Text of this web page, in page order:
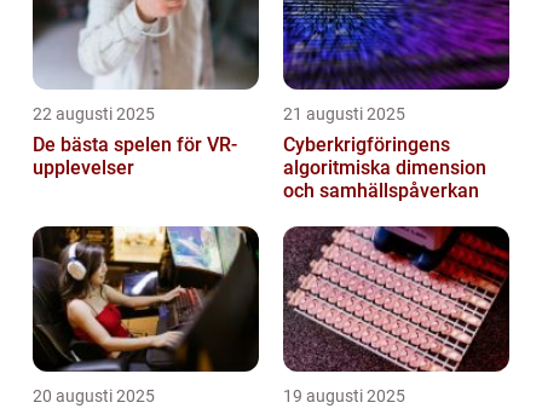
22 augusti 2025
De bästa spelen för VR-
upplevelser
21 augusti 2025
Cyberkrigföringens
algoritmiska dimension
och samhällspåverkan
20 augusti 2025 19 augusti 2025